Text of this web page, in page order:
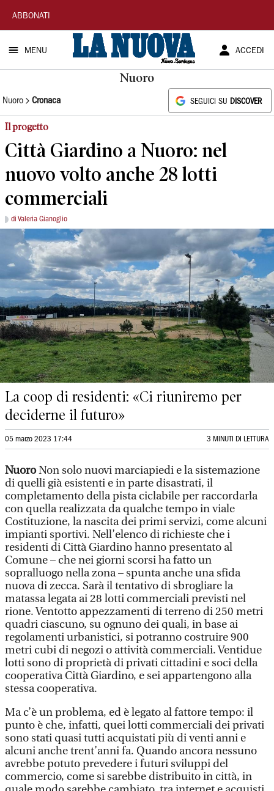
La
Nuova
Sardegna
ABBONATI
MENU ACCEDI
Nuoro
Nuoro Cronaca SEGUICI SU DISCOVER
Il progetto
Città Giardino a Nuoro: nel
nuovo volto anche 28 lotti
commerciali
di Valeria Gianoglio
La coop di residenti: «Ci riuniremo per
deciderne il futuro»
05 marzo 2023 17:44 3 MINUTI DI LETTURA
NuoroNon solo nuovi marciapiedi e la sistemazione
di quelli già esistenti e in parte disastrati, il
completamento della pista ciclabile per raccordarla
con quella realizzata da qualche tempo in viale
Costituzione, la nascita dei primi servizi, come alcuni
impianti sportivi. Nell’elenco di richieste che i
residenti di Città Giardino hanno presentato al
Comune – che nei giorni scorsi ha fatto un
sopralluogo nella zona – spunta anche una sfida
nuova di zecca. Sarà il tentativo di sbrogliare la
matassa legata ai 28 lotti commerciali previsti nel
rione. Ventotto appezzamenti di terreno di 250 metri
quadri ciascuno, su ognuno dei quali, in base ai
regolamenti urbanistici, si potranno costruire 900
metri cubi di negozi o attività commerciali. Ventidue
lotti sono di proprietà di privati cittadini e soci della
cooperativa Città Giardino, e sei appartengono alla
stessa cooperativa.
Ma c’è un problema, ed è legato al fattore tempo: il
punto è che, infatti, quei lotti commerciali dei privati
sono stati quasi tutti acquistati più di venti anni e
alcuni anche trent’anni fa. Quando ancora nessuno
avrebbe potuto prevedere i futuri sviluppi del
commercio, come si sarebbe distribuito in città, in